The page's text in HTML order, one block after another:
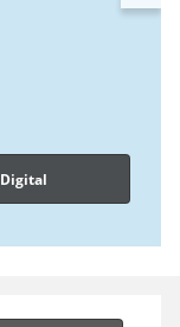
Digital